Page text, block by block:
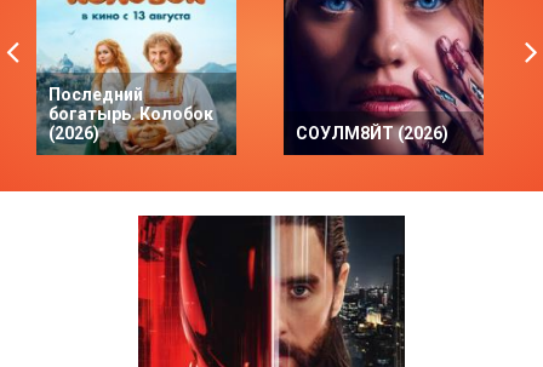
Последний
богатырь. Колобок
(2026)
СОУЛМ8ЙТ (2026)